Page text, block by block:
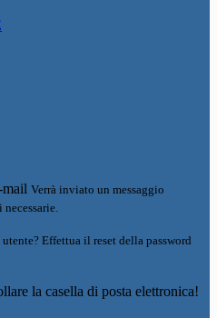
Verrà inviato un messaggio
Effettua il reset della password
la casella di posta elettronica!